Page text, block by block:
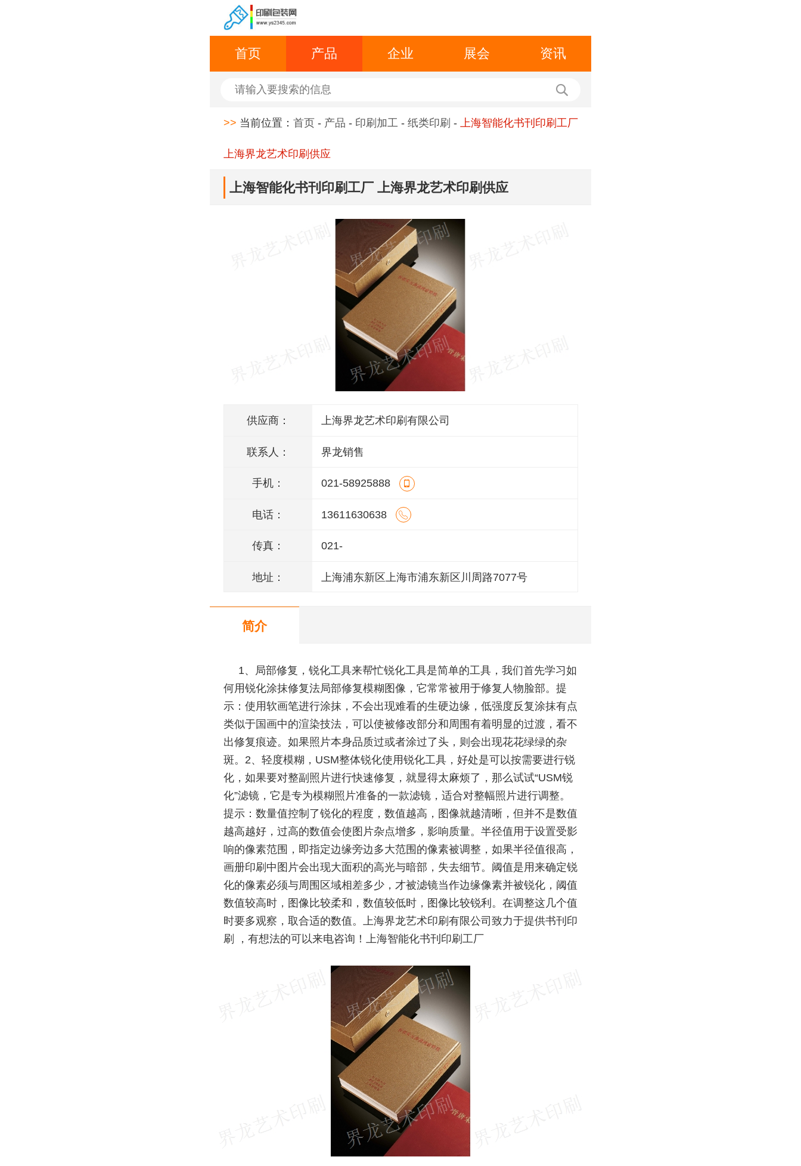
首页 产品 企业 展会 资讯
>> 当前位置： 首页 - 产品 - 印刷加工 - 纸类印刷 - 上海智能化书刊印刷工厂
上海界龙艺术印刷供应
上海智能化书刊印刷工厂 上海界龙艺术印刷供应
供应商： 上海界龙艺术印刷有限公司
联系人： 界龙销售
手机： 021-58925888
电话： 13611630638
传真： 021-
地址： 上海浦东新区上海市浦东新区川周路7077号
简介
1、局部修复，锐化工具来帮忙锐化工具是简单的工具，我们首先学习如
何用锐化涂抹修复法局部修复模糊图像，它常常被用于修复人物脸部。提
示：使用软画笔进行涂抹，不会出现难看的生硬边缘，低强度反复涂抹有点
类似于国画中的渲染技法，可以使被修改部分和周围有着明显的过渡，看不
出修复痕迹。如果照片本身品质过或者涂过了头，则会出现花花绿绿的杂
斑。2、轻度模糊，USM整体锐化使用锐化工具，好处是可以按需要进行锐
化，如果要对整副照片进行快速修复，就显得太麻烦了，那么试试“USM锐
化”滤镜，它是专为模糊照片准备的一款滤镜，适合对整幅照片进行调整。
提示：数量值控制了锐化的程度，数值越高，图像就越清晰，但并不是数值
越高越好，过高的数值会使图片杂点增多，影响质量。半径值用于设置受影
响的像素范围，即指定边缘旁边多大范围的像素被调整，如果半径值很高，
画册印刷中图片会出现大面积的高光与暗部，失去细节。阈值是用来确定锐
化的像素必须与周围区域相差多少，才被滤镜当作边缘像素并被锐化，阈值
数值较高时，图像比较柔和，数值较低时，图像比较锐利。在调整这几个值
时要多观察，取合适的数值。上海界龙艺术印刷有限公司致力于提供书刊印
刷 ，有想法的可以来电咨询！上海智能化书刊印刷工厂